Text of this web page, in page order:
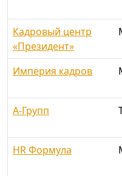
Кадровый центр
«Президент»
Империя кадров
А-Групп
HR Формула